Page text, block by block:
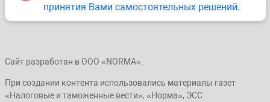
принятия Вами самостоятельных решений.
Сайт разработан в ООО «NORMA».
При создании контента использовались материалы газет
«Налоговые и таможенные вести», «Норма», ЭСС